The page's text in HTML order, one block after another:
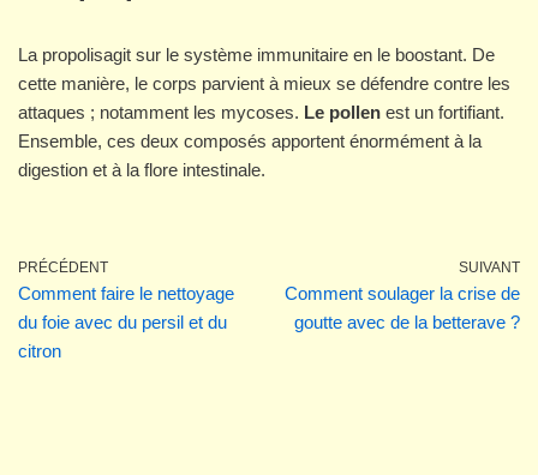
La propolisagit sur le système immunitaire en le boostant. De
cette manière, le corps parvient à mieux se défendre contre les
attaques ; notamment les mycoses. Le pollen est un fortifiant.
Ensemble, ces deux composés apportent énormément à la
digestion et à la flore intestinale.
PRÉCÉDENT
Comment faire le nettoyage
du foie avec du persil et du
citron
SUIVANT
Comment soulager la crise de
goutte avec de la betterave ?